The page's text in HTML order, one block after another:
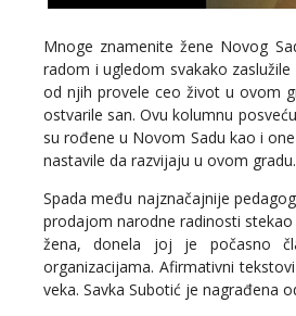
Mnoge znamenite žene Novog
radom i ugledom svakako
od njih provele ceo život u ovom
ostvarile san. Ovu kolumnu
su rođene u Novom Sadu kao i
nastavile da razvijaju u ovom
Spada među najznačajnije
prodajom narodne radinosti
žena, donela joj je počasno
organizacijama. Afirmativni
veka. Savka Subotić je nagrađena